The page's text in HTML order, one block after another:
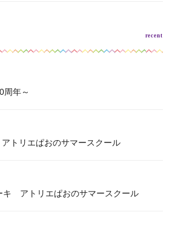
周年～
トリエぱおのサマースクール
キ アトリエぱおのサマースクール